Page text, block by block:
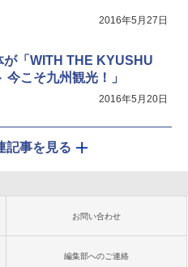
2016年5月27日
が「WITH THE KYUSHU
今こそ九州観光！」
2016年5月20日
記事を見る
お問い合わせ
編集部へのご連絡